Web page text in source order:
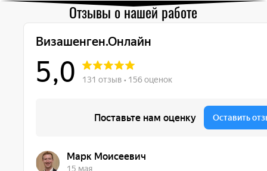
Отзывы о нашей работе